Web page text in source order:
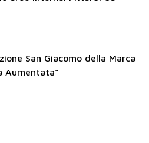
San Giacomo della Marca
Aumentata”